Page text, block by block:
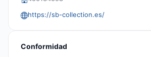
https://sb-collection.es/
Conformidad